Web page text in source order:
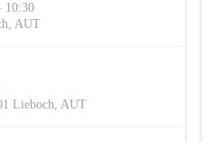
10:30
AUT
Lieboch, AUT